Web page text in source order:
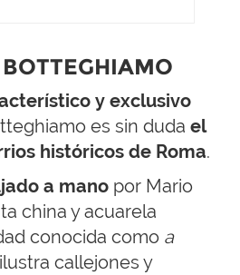
y exclusivo
es sin duda el
históricos de Roma.
a mano por Mario
china y acuarela
conocida como a
callejones y